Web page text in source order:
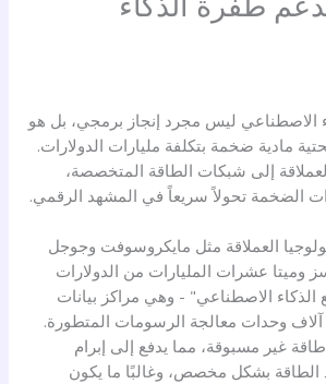
الاصطناعي ليس مجرد إنجاز برمجي، بل هو
مادية ضخمة بتكلفة مليارات الدولارات.
إلى شبكات الطاقة المتخصصة،
الضخمة تحولاً سريعاً في المشهد الرقمي.
العملاقة مثل مايكروسوفت وجوجل
وميتا عشرات المليارات من الدولارات
الذكاء الاصطناعي" - وهي مراكز بيانات
وحدات معالجة الرسومات المتطورة.
غير مسبوقة، مما يدفع إلى إبرام
الطاقة بشكل مخصص، وغالبًا ما يكون